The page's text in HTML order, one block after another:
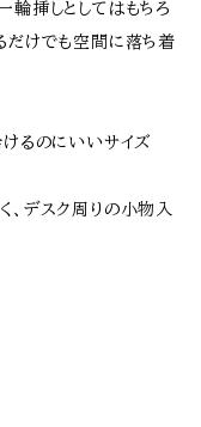
輪挿しとしてはもちろ
だけでも空間に落ち着
るのにいいサイズ
、デスク周りの小物入